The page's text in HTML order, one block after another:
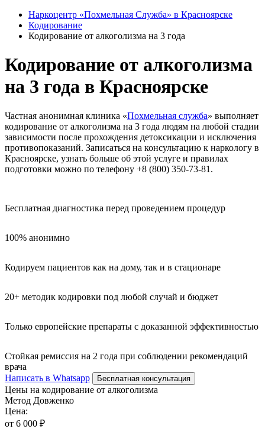
Наркоцентр «Похмельная Служба» в Красноярске
Кодирование
Кодирование от алкоголизма на 3 года
Кодирование от алкоголизма
на 3 года в Красноярске
Частная анонимная клиника «Похмельная служба» выполняет
кодирование от алкоголизма на 3 года людям на любой стадии
зависимости после прохождения детоксикации и исключения
противопоказаний. Записаться на консультацию к наркологу в
Красноярске, узнать больше об этой услуге и правилах
подготовки можно по телефону +8 (800) 350-73-81.
Бесплатная диагностика перед проведением процедур
100% анонимно
Кодируем пациентов как на дому, так и в стационаре
20+ методик кодировки под любой случай и бюджет
Только европейские препараты с доказанной эффективностью
Стойкая ремиссия на 2 года при соблюдении рекомендаций
врача
Написать в Whatsapp
Бесплатная консультация
Цены на кодирование от алкоголизма
Метод Довженко
Цена:
от 6 000 ₽